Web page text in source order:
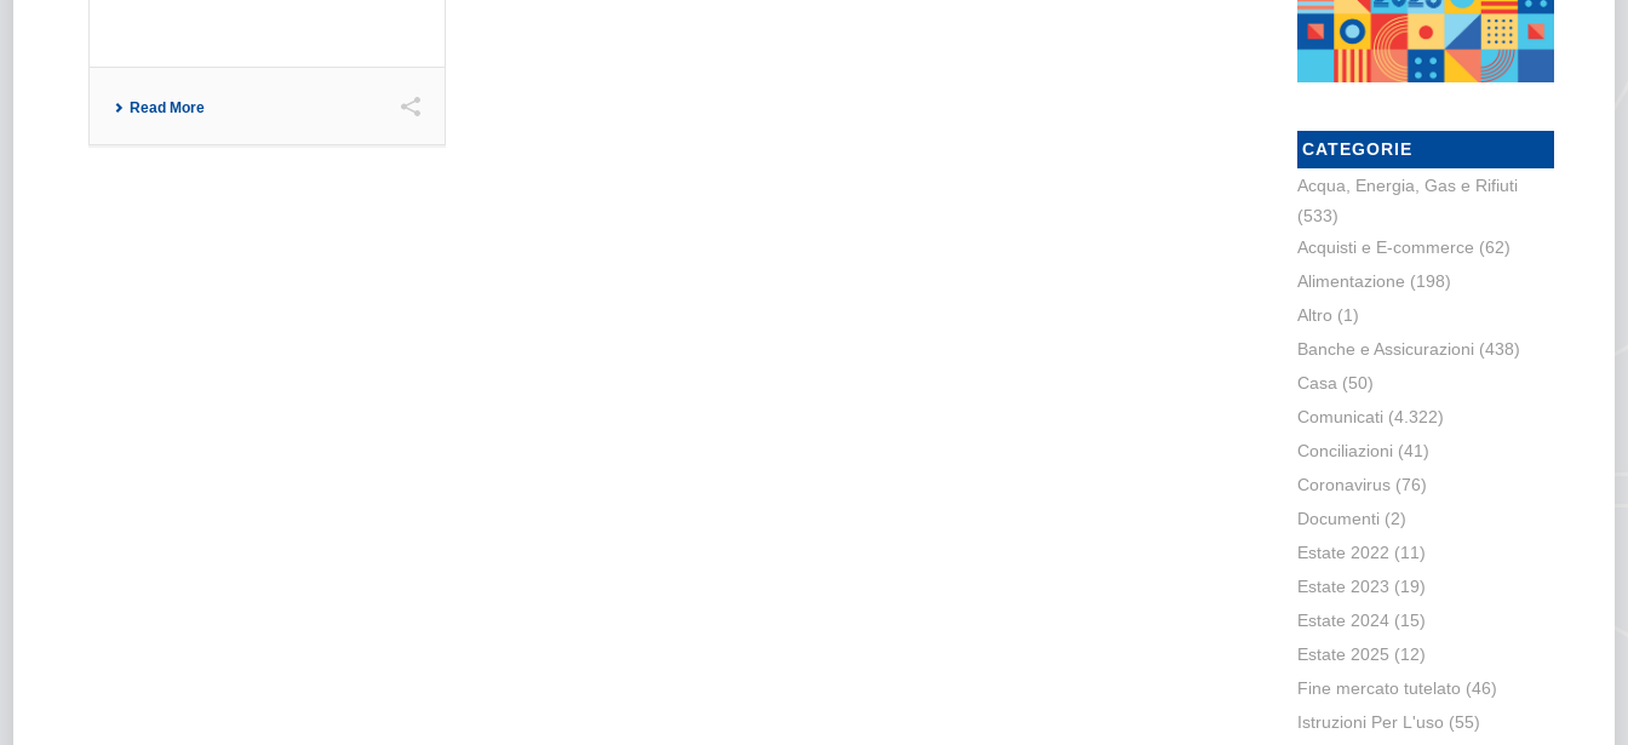
Read More
CATEGORIE
Acqua, Energia, Gas e Rifiuti
(533)
Acquisti e E-commerce (62)
Alimentazione (198)
Altro (1)
Banche e Assicurazioni (438)
Casa (50)
Comunicati (4.322)
Conciliazioni (41)
Coronavirus(76)
Documenti (2)
Estate 2022 (11)
Estate 2023 (19)
Estate 2024(15)
Estate 2025 (12)
Fine mercato tutelato (46)
Istruzioni Per L'uso (55)